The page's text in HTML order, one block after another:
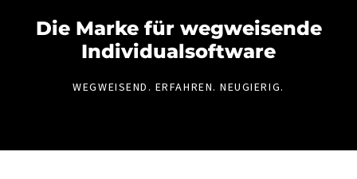
Die Marke für weg­weisende
Individual­software
WEGWEISEND. ERFAHREN. NEUGIERIG.